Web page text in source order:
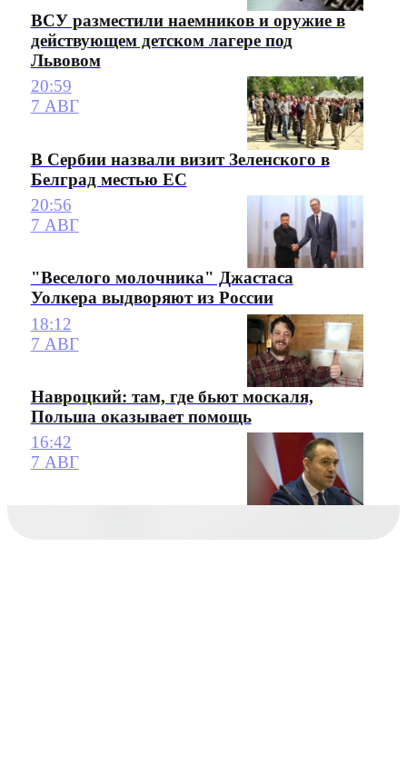
ВСУ разместили наемников и оружие в
действующем детском лагере под
Львовом
20:59
7 АВГ
В Сербии назвали визит Зеленского в
Белград местью ЕС
20:56
7 АВГ
"Веселого молочника" Джастаса
Уолкера выдворяют из России
18:12
7 АВГ
Навроцкий: там, где бьют москаля,
Польша оказывает помощь
16:42
7 АВГ